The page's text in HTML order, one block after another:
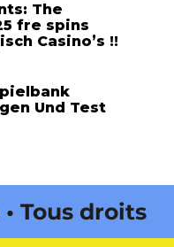
The
fre spins
Casino’s !!
Und Test
droits